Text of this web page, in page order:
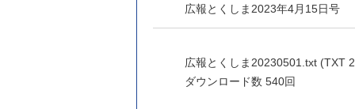
広報とくしま2023年4月15日号
広報とくしま20230501.txt (TXT
ダウンロード数 540回